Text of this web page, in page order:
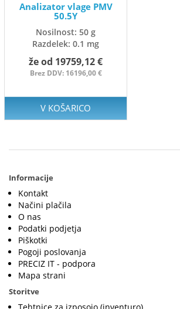
Analizator vlage PMV
50.5Y
Nosilnost: 50 g
Razdelek: 0.1 mg
že od 19759,12 €
Brez DDV: 16196,00 €
V KOŠARICO
Informacije
Kontakt
Načini plačila
O nas
Podatki podjetja
Piškotki
Pogoji poslovanja
PRECIZ IT - podpora
Mapa strani
Storitve